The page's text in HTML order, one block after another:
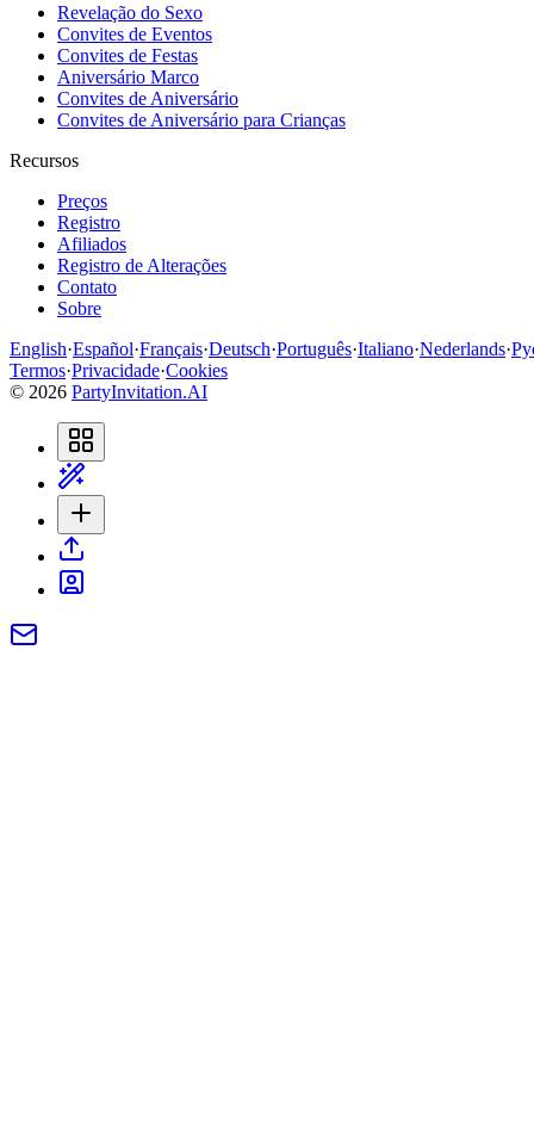
Revelação do Sexo
Convites de Eventos
Convites de Festas
Aniversário Marco
Convites de Aniversário
Convites de Aniversário para Crianças
Recursos
Preços
Registro
Afiliados
Registro de Alterações
Contato
Sobre
English·Español·Français·Deutsch·Português·Italiano·Nederlands·
Termos·Privacidade·Cookies
© 2026 PartyInvitation.AI